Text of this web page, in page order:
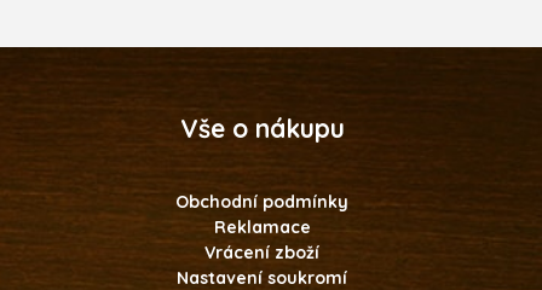
Vše o nákupu
Obchodní podmínky
Reklamace
Vrácení zboží
Nastavení soukromí